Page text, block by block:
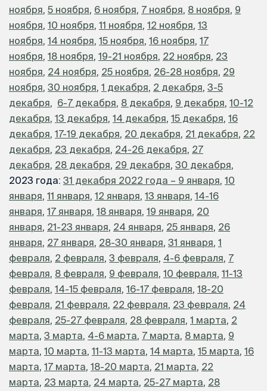
ноября, 5 ноября, 6 ноября, 7 ноября, 8 ноября, 9
ноября, 10 ноября, 11 ноября, 12 ноября, 13
ноября, 14 ноября, 15 ноября, 16 ноября, 17
ноября, 18 ноября, 19-21 ноября, 22 ноября, 23
ноября, 24 ноября, 25 ноября, 26-28 ноября, 29
ноября, 30 ноября, 1 декабря, 2 декабря, 3-5
декабря, 6-7 декабря, 8 декабря, 9 декабря, 10-12
декабря, 13 декабря, 14 декабря, 15 декабря, 16
декабря, 17-19 декабря, 20 декабря, 21 декабря, 22
декабря, 23 декабря, 24-26 декабря, 27
декабря, 28 декабря, 29 декабря, 30 декабря,
2023 года: 31 декабря 2022 года – 9 января, 10
января, 11 января, 12 января, 13 января, 14-16
января, 17 января, 18 января, 19 января, 20
января, 21-23 января, 24 января, 25 января, 26
января, 27 января, 28-30 января, 31 января, 1
февраля, 2 февраля, 3 февраля, 4-6 февраля, 7
февраля, 8 февраля, 9 февраля, 10 февраля, 11-13
февраля, 14-15 февраля, 16-17 февраля, 18-20
февраля, 21 февраля, 22 февраля, 23 февраля, 24
февраля, 25-27 февраля, 28 февраля, 1 марта, 2
марта, 3 марта, 4-6 марта, 7 марта, 8 марта, 9
марта, 10 марта, 11-13 марта, 14 марта, 15 марта, 16
марта, 17 марта, 18-20 марта, 21 марта, 22
марта, 23 марта, 24 марта, 25-27 марта, 28